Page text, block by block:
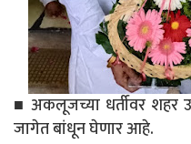
■ अकलूजच्या धर्तीवर शहर
जागेत बांधून घेणार आहे.